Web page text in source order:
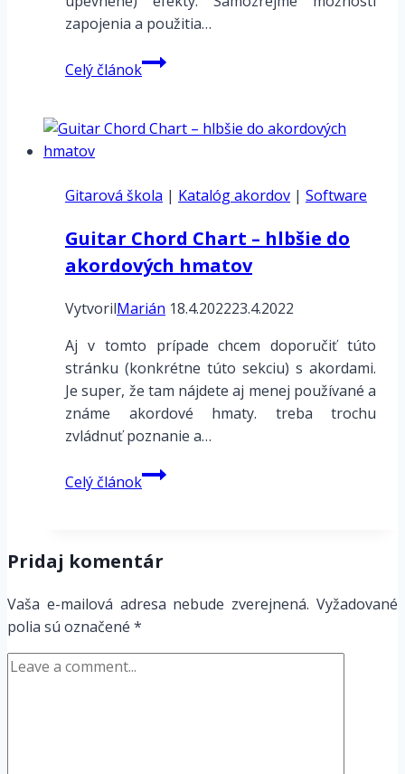
zapojenia a použitia…
Celý článokEfekty
v
–
možnosti
Gitarová škola | Katalóg akordov | Software
Guitar Chord Chart – hlbšie do
akordových hmatov
VytvorilMarián 18.4.202223.4.2022
Aj v tomto prípade chcem doporučiť túto
stránku (konkrétne túto sekciu) s akordami.
Je super, že tam nájdete aj menej používané a
známe akordové hmaty. treba trochu
zvládnuť poznanie a…
Celý článokGuitar
Chord
hlbšie
akordových
Pridaj komentár
Vaša e-mailová adresa nebude zverejnená. Vyžadované
polia sú označené *